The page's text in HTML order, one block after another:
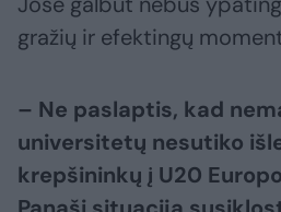
gražių ir efektingų
– Ne paslaptis, kad
universitetų nesutiko
krepšininkų į U20